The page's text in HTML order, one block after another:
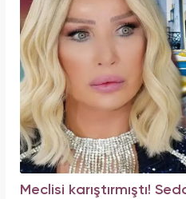
Meclisi karıştırmıştı!